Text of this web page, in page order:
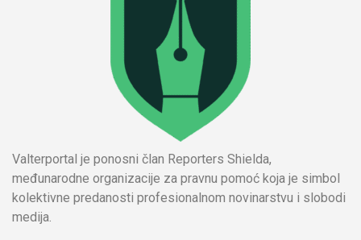
Valterportal je ponosni član Reporters Shielda,
međunarodne organizacije za pravnu pomoć koja je simbol
kolektivne predanosti profesionalnom novinarstvu i slobodi
medija.